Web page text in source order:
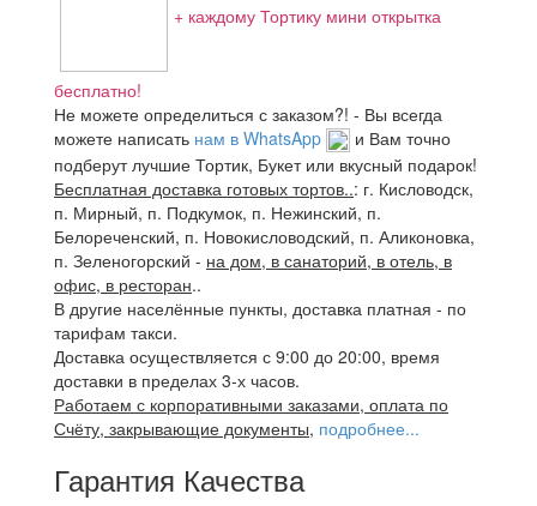
+ каждому Тортику мини открытка
бесплатно!
Не можете определиться с заказом?! - Вы всегда
можете написать нам в WhatsApp
и Вам точно
подберут лучшие Тортик, Букет или вкусный подарок!
Бесплатная доставка готовых тортов..: г. Кисловодск,
п. Мирный, п. Подкумок, п. Нежинский, п.
Белореченский, п. Новокисловодский, п. Аликоновка,
п. Зеленогорский - на дом, в санаторий, в отель, в
офис, в ресторан..
В другие населённые пункты, доставка платная - по
тарифам такси.
Доставка осуществляется с 9:00 до 20:00, время
доставки в пределах 3-х часов.
Работаем с корпоративными заказами, оплата по
Счёту, закрывающие документы, подробнее...
Гарантия Качества